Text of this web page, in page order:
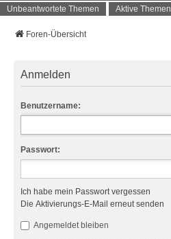
Unbeantwortete Themen Aktive Themen
Foren-Übersicht
Anmelden
Benutzername:
Passwort:
Ich habe mein Passwort vergessen
Die Aktivierungs-E-Mail erneut senden
Angemeldet bleiben